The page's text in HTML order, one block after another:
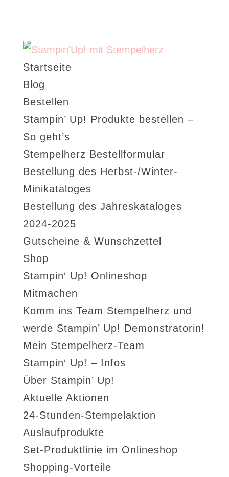
Startseite
Blog
Bestellen
Stampin’ Up! Produkte bestellen –
So geht’s
Stempelherz Bestellformular
Bestellung des Herbst-/Winter-
Minikataloges
Bestellung des Jahreskataloges
2024-2025
Gutscheine & Wunschzettel
Shop
Stampin‘ Up! Onlineshop
Mitmachen
Komm ins Team Stempelherz und
werde Stampin’ Up! Demonstratorin!
Mein Stempelherz-Team
Stampin‘ Up! – Infos
Über Stampin’ Up!
Aktuelle Aktionen
24-Stunden-Stempelaktion
Auslaufprodukte
Set-Produktlinie im Onlineshop
Shopping-Vorteile